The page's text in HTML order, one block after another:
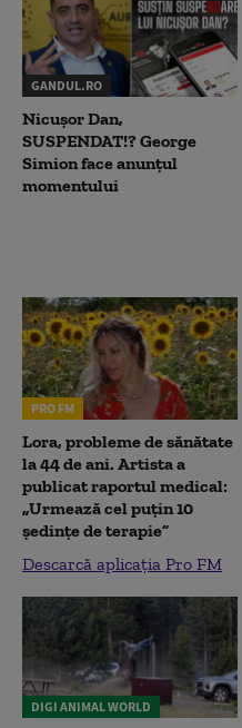
GANDUL.RO
Nicușor Dan,
SUSPENDAT!? George
Simion face anunțul
momentului
PRO FM
Lora, probleme de sănătate
la 44 de ani. Artista a
publicat raportul medical:
„Urmează cel puțin 10
ședințe de terapie”
Descarcă aplicația Pro FM
DIGI ANIMAL WORLD